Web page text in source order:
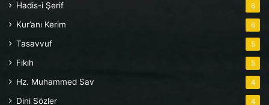
Hadis-i Şerif 6
Kur’anı Kerim 6
Tasavvuf 5
Fıkıh 5
Hz. Muhammed Sav 4
Dini Sözler 4